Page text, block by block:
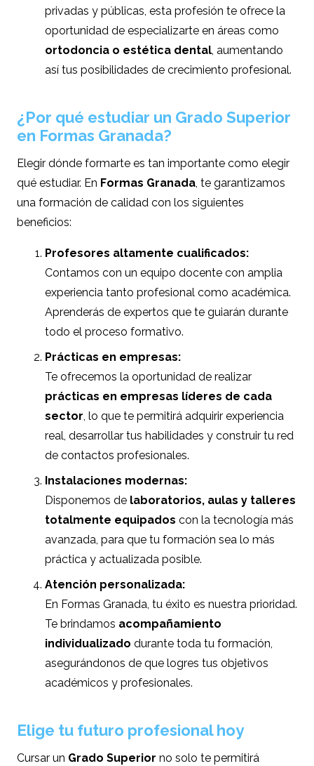
privadas y públicas, esta profesión te ofrece la
oportunidad de especializarte en áreas como
ortodoncia o estética dental , aumentando
así tus posibilidades de crecimiento profesional.
¿Por qué estudiar un Grado Superior
en Formas Granada?
Elegir dónde formarte es tan importante como elegir
qué estudiar. En Formas Granada, te garantizamos
una formación de calidad con los siguientes
beneficios:
Profesores altamente cualificados:
Contamos con un equipo docente con amplia
experiencia tanto profesional como académica.
Aprenderás de expertos que te guiarán durante
todo el proceso formativo.
Prácticas en empresas:
Te ofrecemos la oportunidad de realizar
prácticas en empresas líderes de cada
sector, lo que te permitirá adquirir experiencia
real, desarrollar tus habilidades y construir tu red
de contactos profesionales.
Instalaciones modernas:
Disponemos de laboratorios, aulas y talleres
totalmente equipados con la tecnología más
avanzada, para que tu formación sea lo más
práctica y actualizada posible.
Atención personalizada:
En Formas Granada, tu éxito es nuestra prioridad.
Te brindamos acompañamiento
individualizado durante toda tu formación,
asegurándonos de que logres tus objetivos
académicos y profesionales.
Elige tu futuro profesional hoy
Cursar un Grado Superior no solo te permitirá